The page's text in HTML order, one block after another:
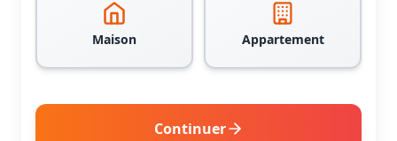
Maison Appartement
Continuer